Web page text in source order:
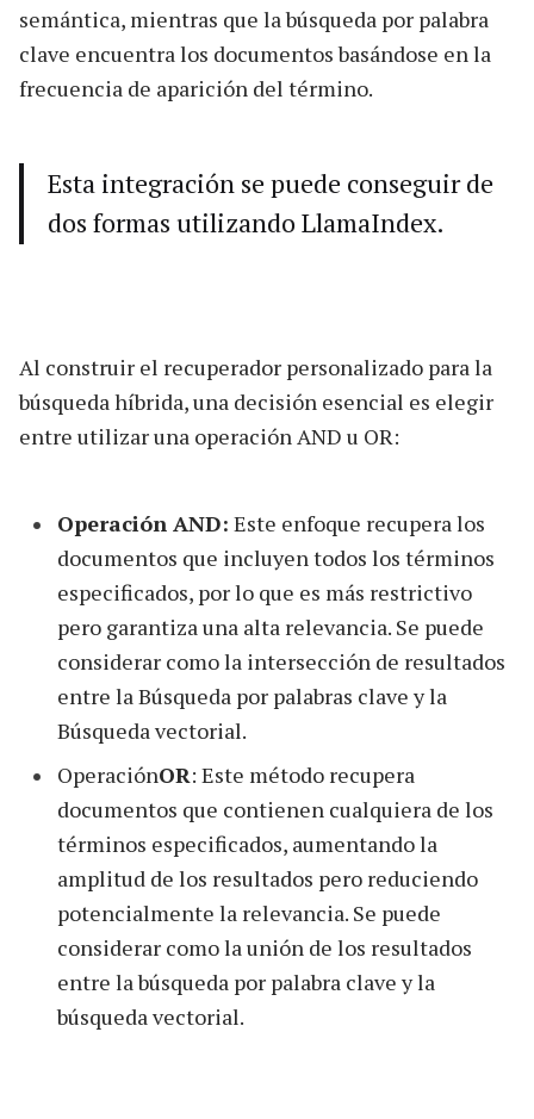
semántica, mientras que la búsqueda por palabra
clave encuentra los documentos basándose en la
frecuencia de aparición del término.
Esta integración se puede conseguir de
dos formas utilizando LlamaIndex.
Al construir el recuperador personalizado para la
búsqueda híbrida, una decisión esencial es elegir
entre utilizar una operación AND u OR:
Operación AND: Este enfoque recupera los
documentos que incluyen todos los términos
especificados, por lo que es más restrictivo
pero garantiza una alta relevancia. Se puede
considerar como la intersección de resultados
entre la Búsqueda por palabras clave y la
Búsqueda vectorial.
OperaciónOR: Este método recupera
documentos que contienen cualquiera de los
términos especificados, aumentando la
amplitud de los resultados pero reduciendo
potencialmente la relevancia. Se puede
considerar como la unión de los resultados
entre la búsqueda por palabra clave y la
búsqueda vectorial.